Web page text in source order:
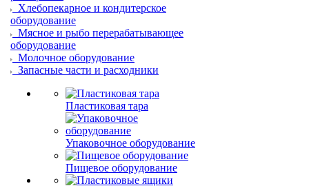
Хлебопекарное и кондитерское
оборудование
Мясное и рыбо перерабатывающее
оборудование
Молочное оборудование
Запасные части и расходники
Пластиковая тара
Упаковочное оборудование
Пищевое оборудование